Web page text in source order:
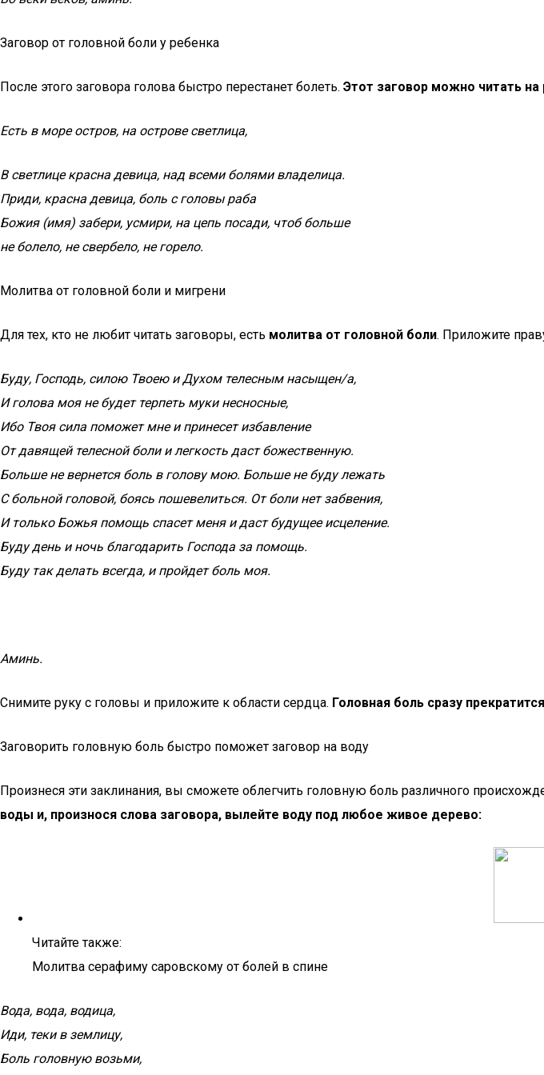
Заговор от головной боли у ребенка
После этого заговора голова быстро перестанет болеть. Этот заговор можно читать
Есть в море остров, на острове светлица,
В светлице красна девица, над всеми болями владелица.
Приди, красна девица, боль с головы раба
Божия (имя) забери, усмири, на цепь посади, чтоб больше
не болело, не свербело, не горело.
Молитва от головной боли и мигрени
Для тех, кто не любит читать заговоры, есть молитва от головной боли. Приложите
Буду, Господь, силою Твоею и Духом телесным насыщен/а,
И голова моя не будет терпеть муки несносные,
Ибо Твоя сила поможет мне и принесет избавление
От давящей телесной боли и легкость даст божественную.
Больше не вернется боль в голову мою. Больше не буду лежать
С больной головой, боясь пошевелиться. От боли нет забвения,
И только Божья помощь спасет меня и даст будущее исцеление.
Буду день и ночь благодарить Господа за помощь.
Буду так делать всегда, и пройдет боль моя.
Аминь.
Снимите руку с головы и приложите к области сердца. Головная боль сразу прекратится
Заговорить головную боль быстро поможет заговор на воду
Произнеся эти заклинания, вы сможете облегчить головную боль различного
воды и, произнося слова заговора, вылейте воду под любое живое дерево:
Читайте также:
Молитва серафиму саровскому от болей в спине
Вода, вода, водица,
Иди, теки в землицу,
Боль головную возьми,